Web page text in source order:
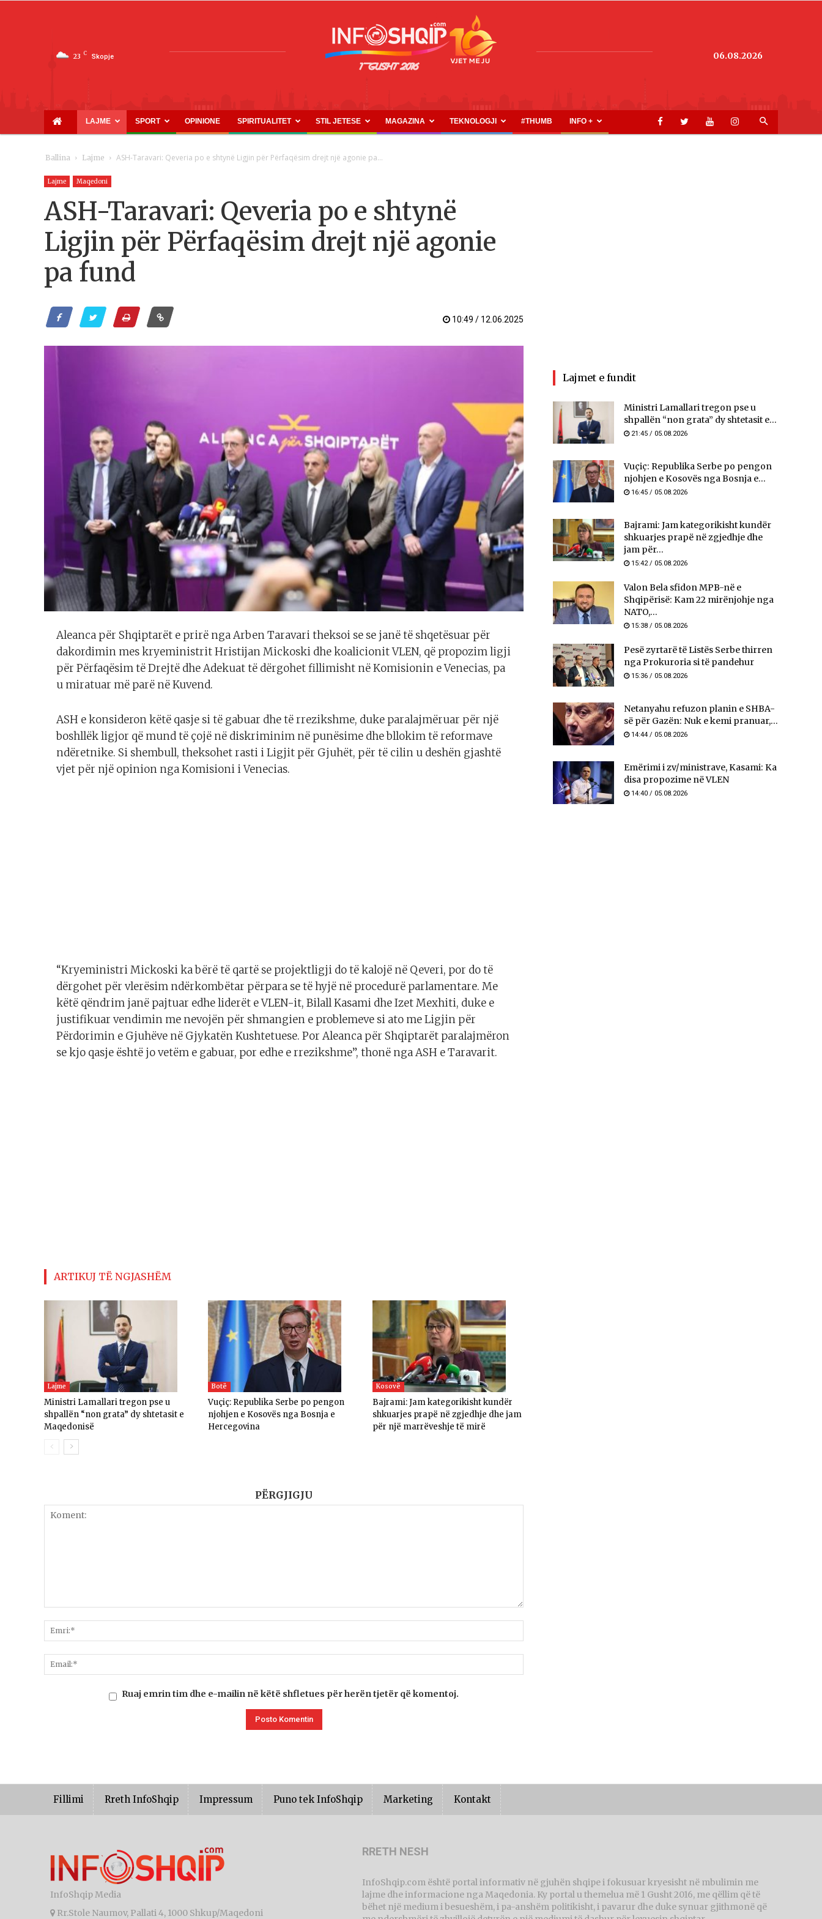
23 C Skopje
INFOSHQIP.COM
06.08.2026
LAJME SPORT OPINIONE SPIRITUALITET STIL JETESE MAGAZINA TEKNOLOGJI #THUMB INFO +
Ballina Lajme ASH-Taravari: Qeveria po e shtynë Ligjin për Përfaqësim drejt një agonie pa...
Lajme Maqedoni
ASH-Taravari: Qeveria po e shtynë
Ligjin për Përfaqësim drejt një agonie
pa fund
10:49 / 12.06.2025
Aleanca për Shqiptarët e prirë nga Arben Taravari theksoi se se janë të shqetësuar për
dakordimin mes kryeministrit Hristijan Mickoski dhe koalicionit VLEN, që propozim ligji
për Përfaqësim të Drejtë dhe Adekuat të dërgohet fillimisht në Komisionin e Venecias, pa
u miratuar më parë në Kuvend.
ASH e konsideron këtë qasje si të gabuar dhe të rrezikshme, duke paralajmëruar për një
boshllëk ligjor që mund të çojë në diskriminim në punësime dhe bllokim të reformave
ndëretnike. Si shembull, theksohet rasti i Ligjit për Gjuhët, për të cilin u deshën gjashtë
vjet për një opinion nga Komisioni i Venecias.
“Kryeministri Mickoski ka bërë të qartë se projektligji do të kalojë në Qeveri, por do të
dërgohet për vlerësim ndërkombëtar përpara se të hyjë në procedurë parlamentare. Me
këtë qëndrim janë pajtuar edhe liderët e VLEN-it, Bilall Kasami dhe Izet Mexhiti, duke e
justifikuar vendimin me nevojën për shmangien e problemeve si ato me Ligjin për
Përdorimin e Gjuhëve në Gjykatën Kushtetuese. Por Aleanca për Shqiptarët paralajmëron
se kjo qasje është jo vetëm e gabuar, por edhe e rrezikshme”, thonë nga ASH e Taravarit.
ARTIKUJ TË NGJASHËM
Lajme
Ministri Lamallari tregon pse u
shpallën “non grata” dy shtetasit e
Maqedonisë
Botë
Vuçiç: Republika Serbe po pengon
njohjen e Kosovës nga Bosnja e
Hercegovina
Kosovë
Bajrami: Jam kategorikisht kundër
shkuarjes prapë në zgjedhje dhe jam
për një marrëveshje të mirë
PËRGJIGJU
Ruaj emrin tim dhe e-mailin në këtë shfletues për herën tjetër që komentoj.
Lajmet e fundit
Ministri Lamallari tregon pse u
shpallën “non grata” dy shtetasit e...
21:45 / 05.08.2026
Vuçiç: Republika Serbe po pengon
njohjen e Kosovës nga Bosnja e...
16:45 / 05.08.2026
Bajrami: Jam kategorikisht kundër
shkuarjes prapë në zgjedhje dhe
jam për...
15:42 / 05.08.2026
Valon Bela sfidon MPB-në e
Shqipërisë: Kam 22 mirënjohje nga
NATO,...
15:38 / 05.08.2026
Pesë zyrtarë të Listës Serbe thirren
nga Prokuroria si të pandehur
15:36 / 05.08.2026
Netanyahu refuzon planin e SHBA-
së për Gazën: Nuk e kemi pranuar,...
14:44 / 05.08.2026
Emërimi i zv/ministrave, Kasami: Ka
disa propozime në VLEN
14:40 / 05.08.2026
Fillimi Rreth InfoShqip Impressum Puno tek InfoShqip Marketing Kontakt
InfoShqip Media
Rr.Stole Naumov, Pallati 4, 1000 Shkup/Maqedoni
RRETH NESH
InfoShqip.com është portal informativ në gjuhën shqipe i fokusuar kryesisht në mbulimin me
lajme dhe informacione nga Maqedonia. Ky portal u themelua më 1 Gusht 2016, me qëllim që të
bëhet një medium i besueshëm, i pa-anshëm politikisht, i pavarur dhe duke synuar gjithmonë që